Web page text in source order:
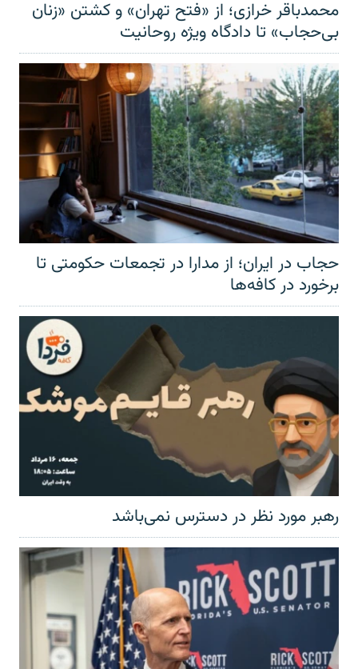
محمدباقر خرازی؛ از «فتح تهران» و کشتن «زنان
بی‌حجاب» تا دادگاه ویژه روحانیت
حجاب در ایران؛ از مدارا در تجمعات حکومتی تا
برخورد در کافه‌ها
رهبر مورد نظر در دسترس نمی‌باشد